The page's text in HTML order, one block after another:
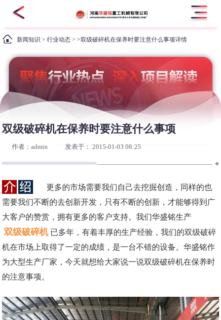
新闻知识 >行业动态 > >双级破碎机在保养时要注意什么事项详情
双级破碎机在保养时要注意什么事项
作者：admin 发表于： 2015-01-03 08:25
更多的市场需要我们自己去挖掘创造，同样的也
需要我们不断的去创新开发，只有不断的创新，才能够得到广
大客户的赞赏，拥有更多的客户支持。我们华盛铭生产
双级破碎机 已多年，有着丰厚的生产经验，我们的双级破碎
机在市场上取得了一定的成绩，是一台不错的设备。华盛铭作
为大型生产厂家，今天就想给大家说一说双级破碎机在保养时
的注意事项。